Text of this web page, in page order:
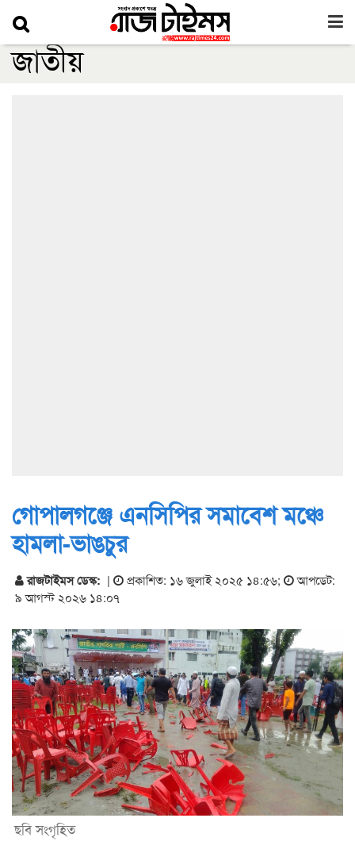
জাতীয়
গোপালগঞ্জে এনসিপির সমাবেশ মঞ্চে
হামলা-ভাঙচুর
রাজটাইমস ডেস্ক: | প্রকাশিত: ১৬ জুলাই ২০২৫ ১৪:৫৬;
আপডেট:
৯ আগস্ট ২০২৬ ১৪:০৭
ছবি সংগৃহিত